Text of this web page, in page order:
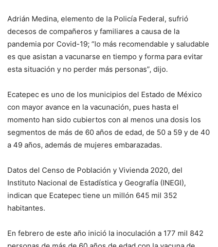
Adrián Medina, elemento de la Policía Federal, sufrió
decesos de compañeros y familiares a causa de la
pandemia por Covid-19; “lo más recomendable y saludable
es que asistan a vacunarse en tiempo y forma para evitar
esta situación y no perder más personas”, dijo.
Ecatepec es uno de los municipios del Estado de México
con mayor avance en la vacunación, pues hasta el
momento han sido cubiertos con al menos una dosis los
segmentos de más de 60 años de edad, de 50 a 59 y de 40
a 49 años, además de mujeres embarazadas.
Datos del Censo de Población y Vivienda 2020, del
Instituto Nacional de Estadística y Geografía (INEGI),
indican que Ecatepec tiene un millón 645 mil 352
habitantes.
En febrero de este año inició la inoculación a 177 mil 842